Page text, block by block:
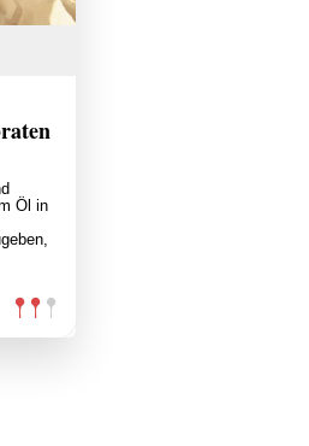
Öl in